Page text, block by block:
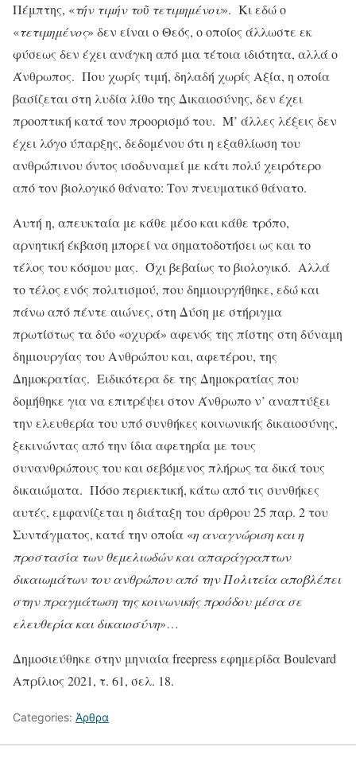
Πέμπτης, «τήν τιμήν τοῦτετιμημένου». Κι εδώ ο
«τετιμημένος» δεν είναι ο Θεός, ο οποίος άλλωστε εκ
φύσεως δεν έχει ανάγκη από μια τέτοια ιδιότητα, αλλά ο
Άνθρωπος. Που χωρίς τιμή, δηλαδή χωρίς Αξία, η οποία
βασίζεται στη λυδία λίθο της Δικαιοσύνης, δεν έχει
προοπτική κατά τον προορισμό του. Μ’ άλλες λέξεις δεν
έχει λόγο ύπαρξης, δεδομένου ότι η εξαθλίωση του
ανθρώπινου όντος ισοδυναμεί με κάτι πολύ χειρότερο
από τον βιολογικό θάνατο: Τον πνευματικό θάνατο.
Αυτή η, απευκταία με κάθε μέσο και κάθε τρόπο,
αρνητική έκβαση μπορεί να σηματοδοτήσει ως και το
τέλος του κόσμου μας. Όχι βεβαίως το βιολογικό. Αλλά
το τέλος ενός πολιτισμού, που δημιουργήθηκε, εδώ και
πάνω από πέντε αιώνες, στη Δύση με στήριγμα
πρωτίστως τα δύο «οχυρά» αφενός της πίστης στη δύναμη
δημιουργίας του Ανθρώπου και, αφετέρου, της
Δημοκρατίας. Ειδικότερα δε της Δημοκρατίας που
δομήθηκε για να επιτρέψει στον Άνθρωπο ν’ αναπτύξει
την ελευθερία του υπό συνθήκες κοινωνικής δικαιοσύνης,
ξεκινώντας από την ίδια αφετηρία με τους
συνανθρώπους του και σεβόμενος πλήρως τα δικά τους
δικαιώματα. Πόσο περιεκτική, κάτω από τις συνθήκες
αυτές, εμφανίζεται η διάταξη του άρθρου 25 παρ. 2 του
Συντάγματος, κατά την οποία «η αναγνώριση και η
προστασία των θεμελιωδών και απαράγραπτων
δικαιωμάτων του ανθρώπου από την Πολιτεία αποβλέπει
στην πραγμάτωση της κοινωνικής προόδου μέσα σε
ελευθερία και δικαιοσύνη»…
Δημοσιεύθηκε στην μηνιαία freepress εφημερίδα Boulevard
Απρίλιος 2021, τ. 61, σελ. 18.
Categories: Άρθρα